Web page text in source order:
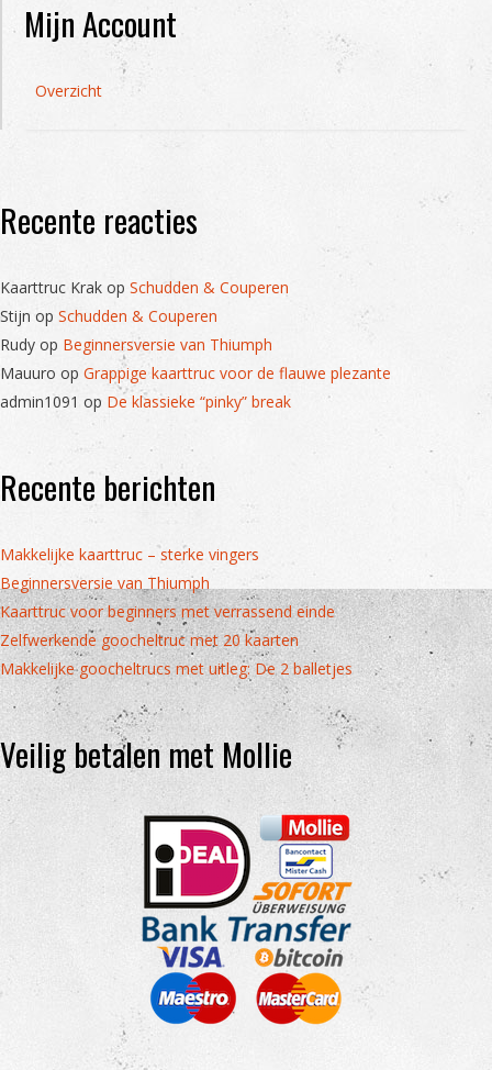
Mijn Account
Overzicht
Recente reacties
Kaarttruc Krak op Schudden & Couperen
Stijn op Schudden & Couperen
Rudy op Beginnersversie van Thiumph
Mauuro op Grappige kaarttruc voor de flauwe plezante
admin1091 op De klassieke “pinky” break
Recente berichten
Makkelijke kaarttruc – sterke vingers
Beginnersversie van Thiumph
Kaarttruc voor beginners met verrassend einde
Zelfwerkende goocheltruc met 20 kaarten
Makkelijke goocheltrucs met uitleg: De 2 balletjes
Veilig betalen met Mollie